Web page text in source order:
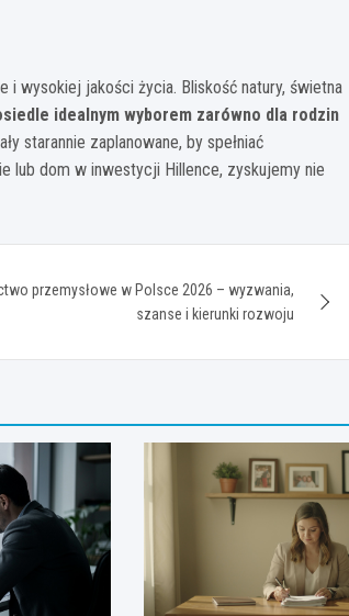
wysokiej jakości życia. Bliskość natury, świetna
idealnym wyborem zarówno dla rodzin
starannie zaplanowane, by spełniać
lub dom w inwestycji Hillence, zyskujemy nie
przemysłowe w Polsce 2026 – wyzwania,
szanse i kierunki rozwoju